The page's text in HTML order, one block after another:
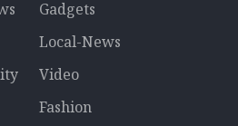
Gadgets
Local-News
Video
Fashion